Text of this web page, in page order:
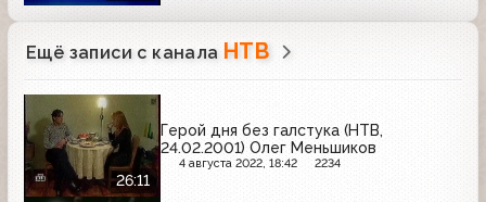
Ещё записи с канала НТВ
26:11
Герой дня без галстука (НТВ,
24.02.2001) Олег Меньшиков
4 августа 2022, 18:42 2234